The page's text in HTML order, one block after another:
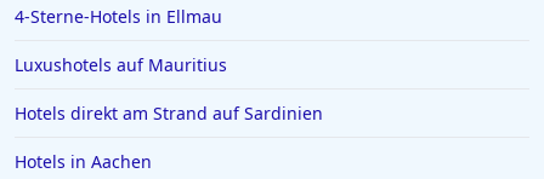
4-Sterne-Hotels in Ellmau
Luxushotels auf Mauritius
Hotels direkt am Strand auf Sardinien
Hotels in Aachen